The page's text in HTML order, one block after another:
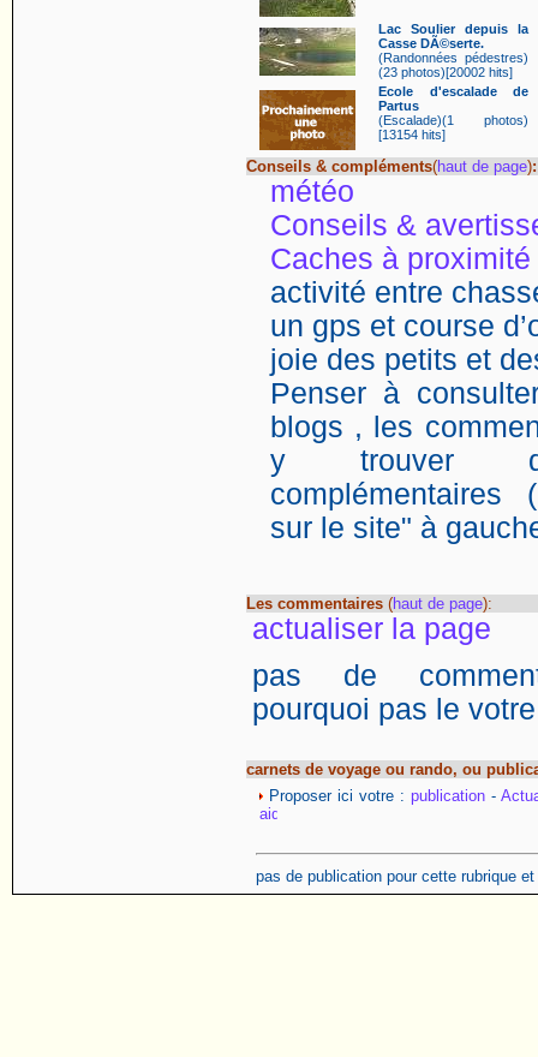
Lac Soulier depuis la
Casse DÃ©serte.
(Randonnées pédestres)
(23 photos)[20002 hits]
Ecole d'escalade de
Partus
(Escalade)(1 photos)
[13154 hits]
Conseils & compléments(haut de page):
météo
Conseils &
Caches à proximité
activité entre
un gps et course
joie des petits et
Penser à
blogs , les
y trouver
complémentaires
sur le site" à
Les commentaires (haut de page):
actualiser la page
pas de
pourquoi pas le
carnets de voyage ou rando, ou
Proposer ici votre :publication -
pas de publication pour cette rubrique